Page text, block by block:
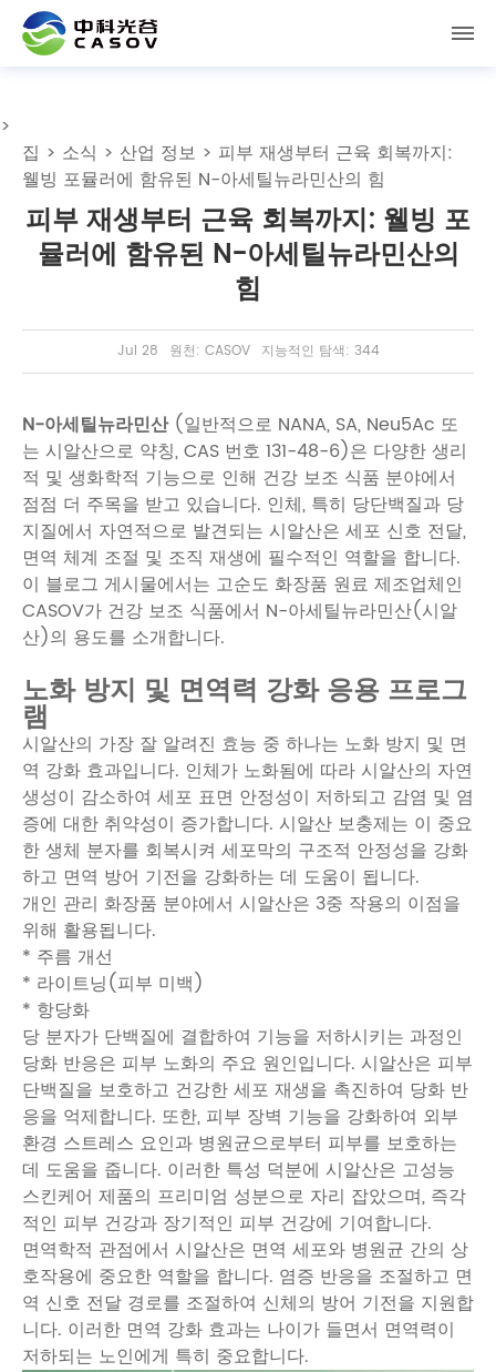
>
집 > 소식 > 산업 정보 > 피부 재생부터 근육 회복까지:
웰빙 포뮬러에 함유된 N-아세틸뉴라민산의 힘
피부 재생부터 근육 회복까지: 웰빙 포
뮬러에 함유된 N-아세틸뉴라민산의
힘
Jul 28 원천: CASOV 지능적인 탐색: 344
N-아세틸뉴라민산(일반적으로 NANA, SA, Neu5Ac 또
는 시알산으로 약칭, CAS 번호 131-48-6)은 다양한 생리
적 및 생화학적 기능으로 인해 건강 보조 식품 분야에서
점점 더 주목을 받고 있습니다. 인체, 특히 당단백질과 당
지질에서 자연적으로 발견되는 시알산은 세포 신호 전달,
면역 체계 조절 및 조직 재생에 필수적인 역할을 합니다.
이 블로그 게시물에서는 고순도 화장품 원료 제조업체인
CASOV가 건강 보조 식품에서 N-아세틸뉴라민산(시알
산)의 용도를 소개합니다.
노화 방지 및 면역력 강화 응용 프로그
램
시알산의 가장 잘 알려진 효능 중 하나는 노화 방지 및 면
역 강화 효과입니다. 인체가 노화됨에 따라 시알산의 자연
생성이 감소하여 세포 표면 안정성이 저하되고 감염 및 염
증에 대한 취약성이 증가합니다. 시알산 보충제는 이 중요
한 생체 분자를 회복시켜 세포막의 구조적 안정성을 강화
하고 면역 방어 기전을 강화하는 데 도움이 됩니다.
개인 관리 화장품 분야에서 시알산은 3중 작용의 이점을
위해 활용됩니다.
* 주름 개선
* 라이트닝(피부 미백)
* 항당화
당 분자가 단백질에 결합하여 기능을 저하시키는 과정인
당화 반응은 피부 노화의 주요 원인입니다. 시알산은 피부
단백질을 보호하고 건강한 세포 재생을 촉진하여 당화 반
응을 억제합니다. 또한, 피부 장벽 기능을 강화하여 외부
환경 스트레스 요인과 병원균으로부터 피부를 보호하는
데 도움을 줍니다. 이러한 특성 덕분에 시알산은 고성능
스킨케어 제품의 프리미엄 성분으로 자리 잡았으며, 즉각
적인 피부 건강과 장기적인 피부 건강에 기여합니다.
면역학적 관점에서 시알산은 면역 세포와 병원균 간의 상
호작용에 중요한 역할을 합니다. 염증 반응을 조절하고 면
역 신호 전달 경로를 조절하여 신체의 방어 기전을 지원합
니다. 이러한 면역 강화 효과는 나이가 들면서 면역력이
저하되는 노인에게 특히 중요합니다.